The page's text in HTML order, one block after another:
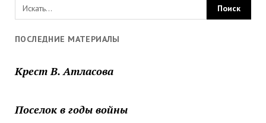
ПОСЛЕДНИЕ МАТЕРИАЛЫ
Крест В. Атласова
Поселок в годы войны